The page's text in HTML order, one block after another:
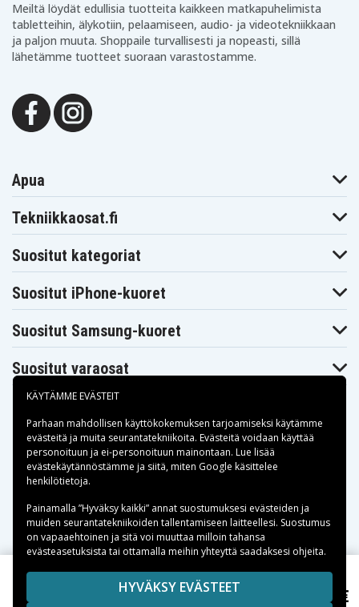
4,50 €
Meiltä löydät edullisia tuotteita kaikkeen matkapuhelimista
tabletteihin, älykotiin, pelaamiseen, audio- ja videotekniikkaan
ja paljon muuta. Shoppaile turvallisesti ja nopeasti, sillä
lähetämme tuotteet suoraan varastostamme.
Apua
Tekniikkaosat.fi
Suositut kategoriat
Suositut iPhone-kuoret
Suositut Samsung-kuoret
Suositut varaosat
Maksuvaihtoehdot
Toimitusvaihtoehdot
Copyright © 2026, Spares Nordic AB
SIVULLA MAINITUT TAVARAMERKIT OVAT OMISTAJIENSA
KÄYTÄMME EVÄSTEIT
Parhaan mahdollisen käyttökokemuksen tarjoamiseksi käytämme
evästeitä ja muita seurantatekniikoita. Evästeitä voidaan käyttää
personoituun ja ei-personoituun mainontaan. Lue lisää
evästekäytännöstämme ja siitä, miten Google käsittelee
henkilötietoja.
Painamalla ”Hyväksy kaikki” annat suostumuksesi evästeiden ja
muiden seurantatekniikoiden tallentamiseen laitteellesi. Suostumus
on vapaaehtoinen ja sitä voi muuttaa milloin tahansa
evästeasetuksista tai ottamalla meihin yhteyttä saadaksesi ohjeita.
HYVÄKSY EVÄSTEET